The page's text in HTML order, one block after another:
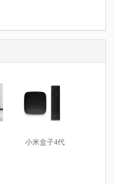
小米盒子4代